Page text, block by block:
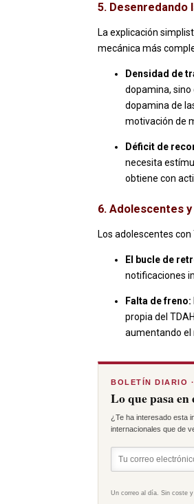
5. Desenredando
La explicación
mecánica más
Densidad de
dopamina, sino
dopamina de
motivación de
Déficit de
necesita
obtiene con
6. Adolescentes
Los adolescentes
El bucle de
notificaciones
Falta de freno:
propia del
aumentando el
BOLETÍN DIARIO
Lo que pasa
¿Te ha interesado esta
internacionales que de
Un correo al día. Sin coste